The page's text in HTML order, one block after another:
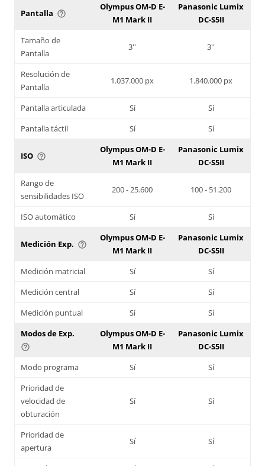
Pantalla help_outline
Olympus OM-D E-
M1 Mark II
Panasonic Lumix
DC-S5II
Tamaño de
Pantalla
3'' 3''
Resolución de
Pantalla
1.037.000 px 1.840.000 px
Pantalla articulada Sí
Sí
Pantalla táctil
Sí Sí
ISO help_outline
Olympus OM-D E-
M1 Mark II
Panasonic Lumix
DC-S5II
Rango de
sensibilidades ISO
200 - 25.600 100 - 51.200
ISO automático Sí Sí
Medición Exp. help_outline
Olympus OM-D E-
M1 Mark II
Panasonic Lumix
DC-S5II
Medición matricial
Sí
Sí
Medición central
Sí
Sí
Medición puntual
Sí
Sí
Modos de Exp.
help_outline
Olympus OM-D E-
M1 Mark II
Panasonic Lumix
DC-S5II
Modo programa
Sí
Sí
Prioridad de
velocidad de
obturación
Sí Sí
Prioridad de
apertura
Sí Sí